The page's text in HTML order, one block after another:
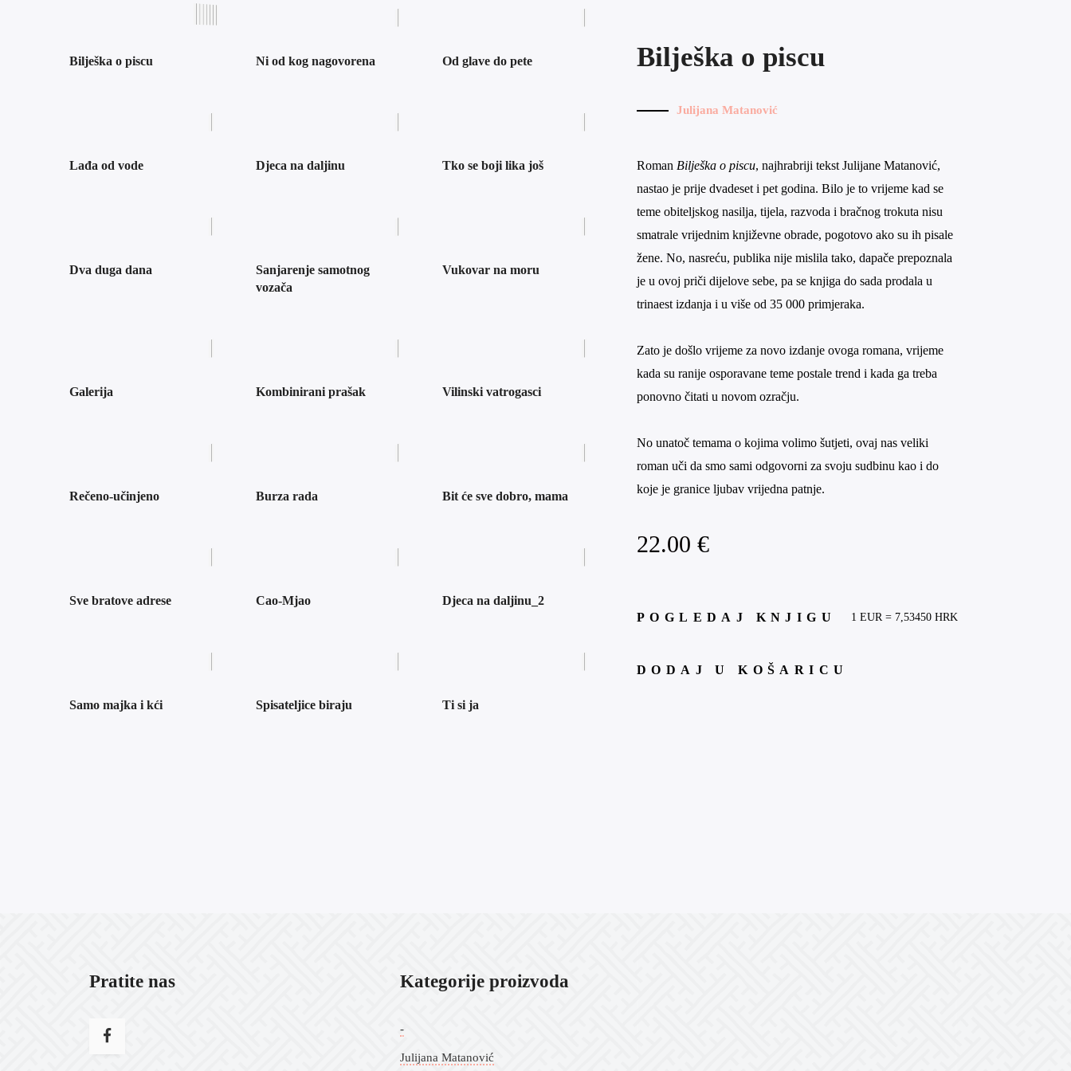
Bilješka o piscu Ni od kog nagovorena Od glave do pete
Lađa od vode Djeca na daljinu Tko se boji lika još
Dva duga dana
Sanjarenje samotnog
vozača
Vukovar na moru
Galerija Kombinirani prašak Vilinski vatrogasci
Rečeno-učinjeno Burza rada Bit će sve dobro, mama
Sve bratove adrese Cao-Mjao Djeca na daljinu_2
Samo majka i kći Spisateljice biraju Ti si ja
Bilješka o piscu
Julijana Matanović
Roman Bilješka o piscu, najhrabriji tekst Julijane Matanović,
nastao je prije dvadeset i pet godina. Bilo je to vrijeme kad se
teme obiteljskog nasilja, tijela, razvoda i bračnog trokuta nisu
smatrale vrijednim književne obrade, pogotovo ako su ih pisale
žene. No, nasreću, publika nije mislila tako, dapače prepoznala
je u ovoj priči dijelove sebe, pa se knjiga do sada prodala u
trinaest izdanja i u više od 35 000 primjeraka.
Zato je došlo vrijeme za novo izdanje ovoga romana, vrijeme
kada su ranije osporavane teme postale trend i kada ga treba
ponovno čitati u novom ozračju.
No unatoč temama o kojima volimo šutjeti, ovaj nas veliki
roman uči da smo sami odgovorni za svoju sudbinu kao i do
koje je granice ljubav vrijedna patnje.
22.00 €
POGLEDAJ KNJIGU 1 EUR = 7,53450 HRK
DODAJ U KOŠARICU
Pratite nas Kategorije proizvoda
-
Julijana Matanović